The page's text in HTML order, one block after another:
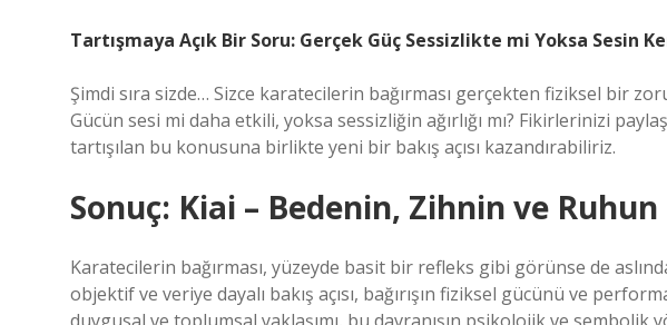
Tartışmaya Açık Bir Soru: Gerçek Güç Sessizlikte mi Yoksa Sesin
Şimdi sıra sizde… Sizce karatecilerin bağırması gerçekten fiziksel bir
Gücün sesi mi daha etkili, yoksa sessizliğin ağırlığı mı? Fikirlerinizi
tartışılan bu konusuna birlikte yeni bir bakış açısı kazandırabiliriz.
Sonuç: Kiai – Bedenin, Zihnin ve
Karatecilerin bağırması, yüzeyde basit bir refleks gibi görünse de
objektif ve veriye dayalı bakış açısı, bağırışın fiziksel gücünü ve